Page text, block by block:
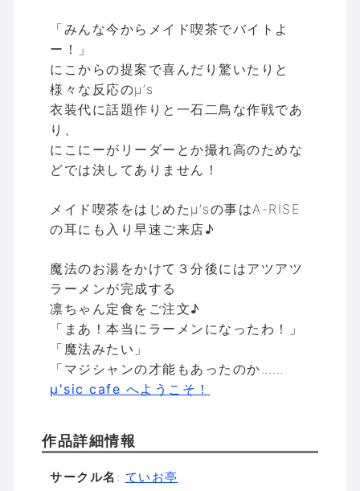
「みんな今からメイド喫茶でバイトよ
ー！」
にこからの提案で喜んだり驚いたりと
様々な反応のμ’s
衣装代に話題作りと一石二鳥な作戦であ
り、
にこにーがリーダーとか撮れ高のためな
どでは決してありません！
メイド喫茶をはじめたμ’sの事はA-RISE
の耳にも入り早速ご来店♪
魔法のお湯をかけて３分後にはアツアツ
ラーメンが完成する
凛ちゃん定食をご注文♪
「まあ！本当にラーメンになったわ！」
「魔法みたい」
「マジシャンの才能もあったのか……
μ'sic cafe へようこそ！
作品詳細情報
サークル名 : ていお亭